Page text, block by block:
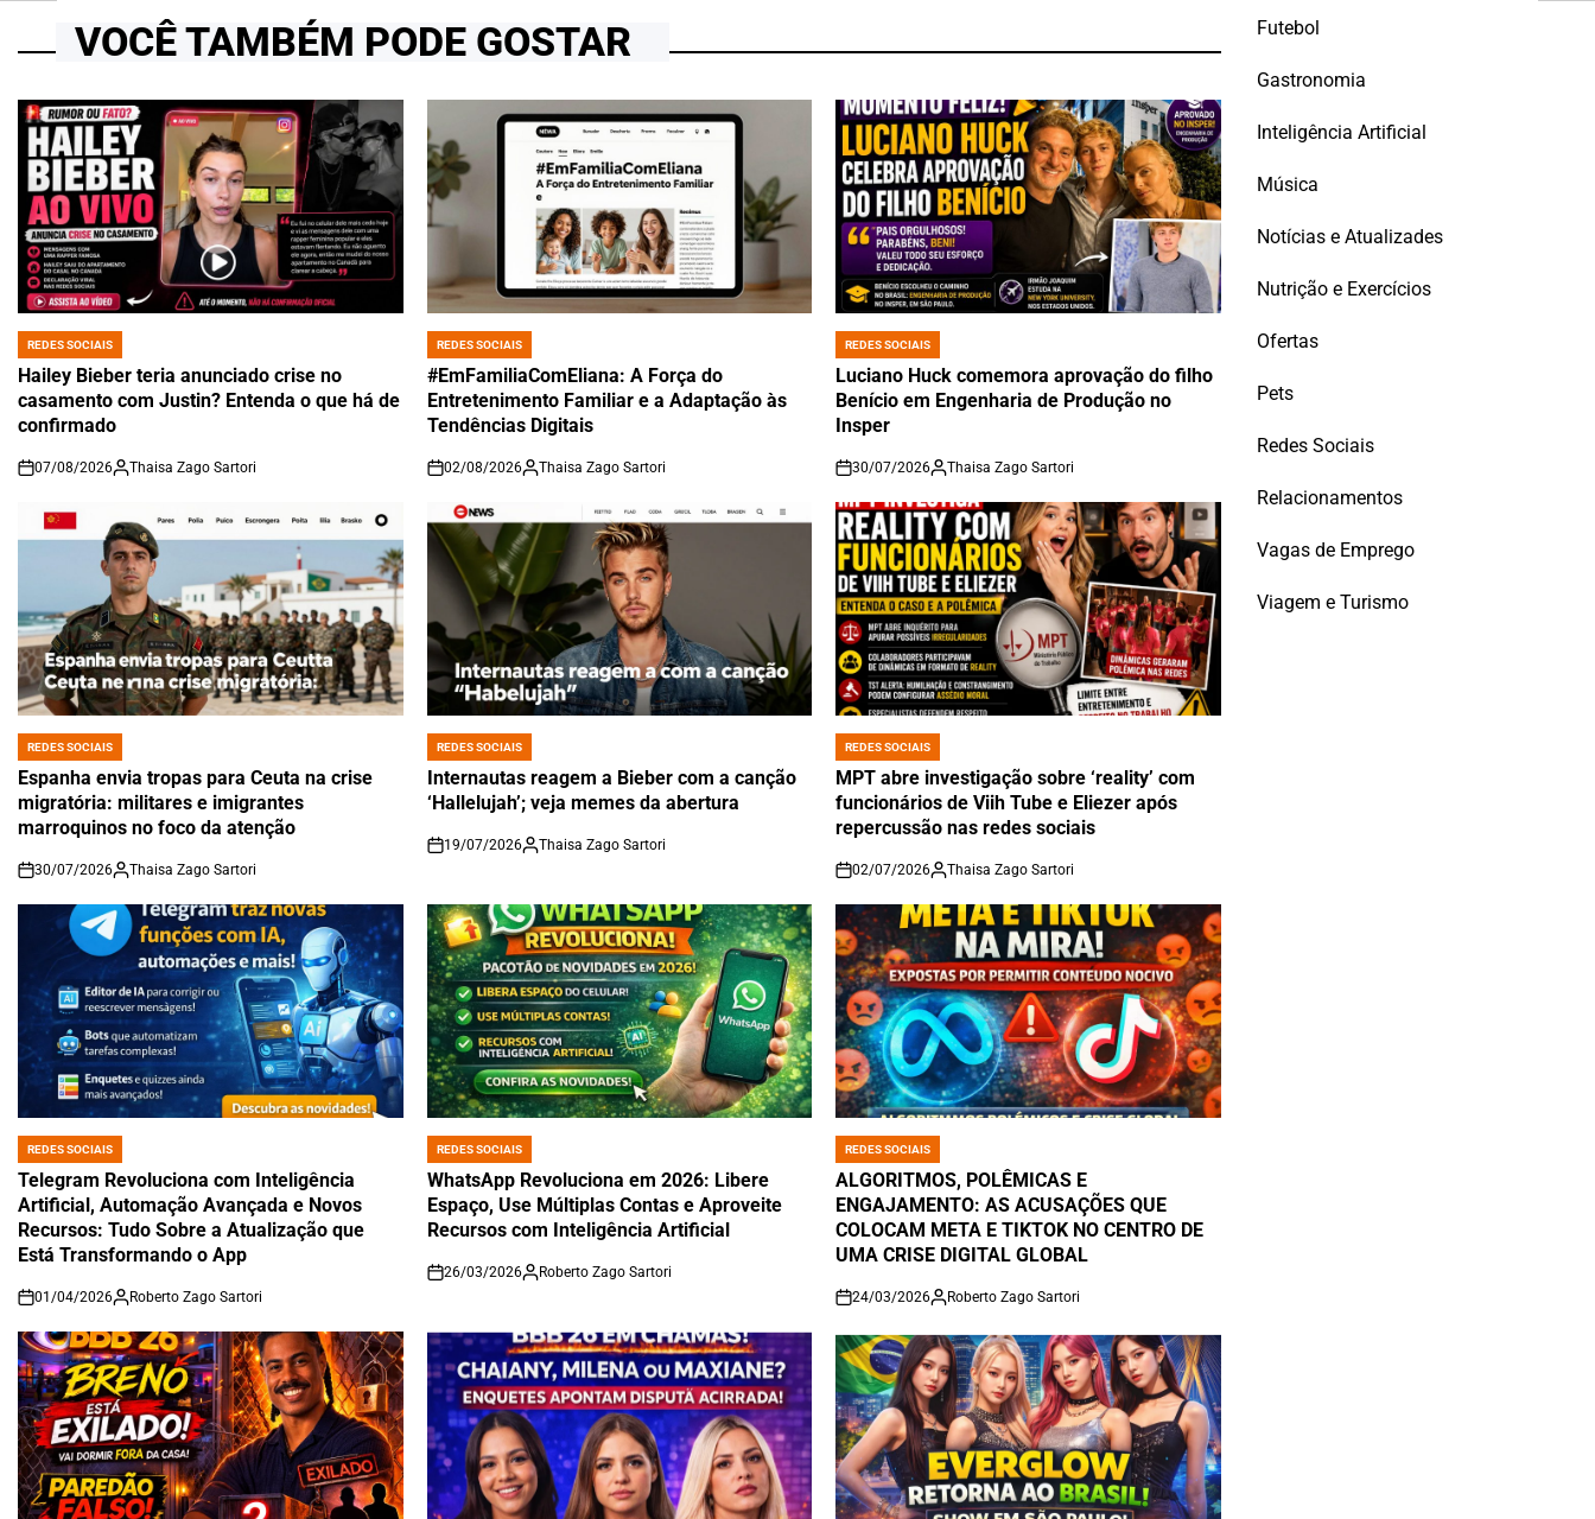
VOCÊ TAMBÉM PODE GOSTAR
POSTED
IN
REDES SOCIAIS
Hailey Bieber teria anunciado crise no
casamento com Justin? Entenda o que há de
confirmado
on
07/08/2026 Thaisa Zago Sartori
POSTED
IN
REDES SOCIAIS
#EmFamiliaComEliana: A Força do
Entretenimento Familiar e a Adaptação às
Tendências Digitais
on
02/08/2026 Thaisa Zago Sartori
POSTED
IN
REDES SOCIAIS
Luciano Huck comemora aprovação do filho
Benício em Engenharia de Produção no
Insper
on
30/07/2026 Thaisa Zago Sartori
POSTED
IN
REDES SOCIAIS
Espanha envia tropas para Ceuta na crise
migratória: militares e imigrantes
marroquinos no foco da atenção
on
30/07/2026 Thaisa Zago Sartori
POSTED
IN
REDES SOCIAIS
Internautas reagem a Bieber com a canção
‘Hallelujah’; veja memes da abertura
on
19/07/2026 Thaisa Zago Sartori
POSTED
IN
REDES SOCIAIS
MPT abre investigação sobre ‘reality’ com
funcionários de Viih Tube e Eliezer após
repercussão nas redes sociais
on
02/07/2026 Thaisa Zago Sartori
POSTED
IN
REDES SOCIAIS
Telegram Revoluciona com Inteligência
Artificial, Automação Avançada e Novos
Recursos: Tudo Sobre a Atualização que
Está Transformando o App
on
01/04/2026 Roberto Zago Sartori
POSTED
IN
REDES SOCIAIS
WhatsApp Revoluciona em 2026: Libere
Espaço, Use Múltiplas Contas e Aproveite
Recursos com Inteligência Artificial
on
26/03/2026 Roberto Zago Sartori
POSTED
IN
REDES SOCIAIS
ALGORITMOS, POLÊMICAS E
ENGAJAMENTO: AS ACUSAÇÕES QUE
COLOCAM META E TIKTOK NO CENTRO DE
UMA CRISE DIGITAL GLOBAL
on
24/03/2026 Roberto Zago Sartori
Futebol
Gastronomia
Inteligência Artificial
Música
Notícias e Atualizades
Nutrição e Exercícios
Ofertas
Pets
Redes Sociais
Relacionamentos
Vagas de Emprego
Viagem e Turismo